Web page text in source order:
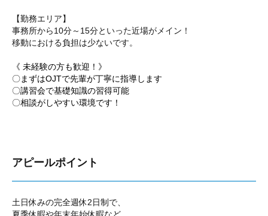
【勤務エリア】
事務所から10分～15分といった近場がメイン！
移動における負担は少ないです。
《 未経験の方も歓迎！》
〇まずはOJTで先輩が丁寧に指導します
〇講習会で基礎知識の習得可能
〇相談がしやすい環境です！
アピールポイント
土日休みの完全週休2日制で、